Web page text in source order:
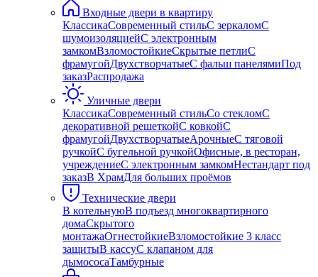
Входные двери в квартиру
КлассикаСовременный стильС зеркаломС
шумоизоляциейС электронным
замкомВзломостойкиеСкрытые петлиС
фрамугойДвухстворчатыеС фальш панелямиПод
заказРаспродажа
Уличные двери
КлассикаСовременный стильСо стекломС
декоративной решеткойС ковкойС
фрамугойДвухстворчатыеАрочныеС тяговой
ручкойС бугельной ручкойОфисные, в ресторан,
учреждениеС электронным замкомНестандарт под
заказВ ХрамДля больших проёмов
Технические двери
В котельнуюВ подъезд многоквартирного
домаСкрытого
монтажаОгнестойкиеВзломостойкие 3 класс
защитыВ кассуС клапаном для
дымососаТамбурные